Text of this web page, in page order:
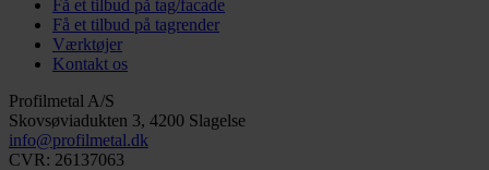
Få et tilbud på tag/facade
Få et tilbud på tagrender
Værktøjer
Kontakt os
Profilmetal A/S
Skovsøviadukten 3, 4200 Slagelse
info@profilmetal.dk
CVR: 26137063